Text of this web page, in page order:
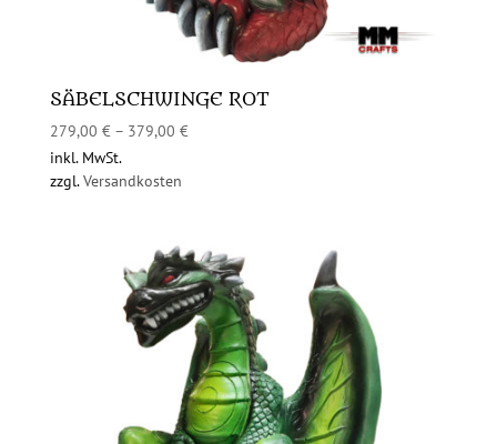
SÄBELSCHWINGE ROT
279,00 €– 379,00 €
inkl. MwSt.
zzgl.Versandkosten